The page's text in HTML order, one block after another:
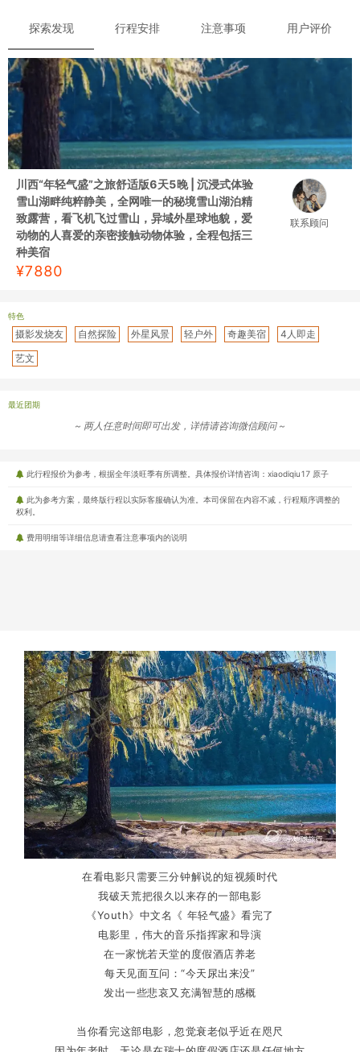
川西“年轻气盛”之旅舒适版6天5晚 | 沉浸式体验
雪山湖畔纯粹静美，全网唯一的秘境雪山湖泊精
致露营，看飞机飞过雪山，异域外星球地貌，爱
动物的人喜爱的亲密接触动物体验，全程包括三
种美宿
¥7880
联系顾问
特色
摄影发烧友 自然探险 外星风景 轻户外 奇趣美宿
4人即走
艺文
最近团期
~ 两人任意时间即可出发，详情请咨询微信顾问 ~
此行程报价为参考，根据全年淡旺季有所调整。具体报价详情咨询：xiaodiqiu17 原子
此为参考方案，最终版行程以实际客服确认为准。本司保留在内容不减，行程顺序调整的
权利。
费用明细等详细信息请查看注意事项内的说明
探索发现 行程安排 注意事项 用户评价
在看电影只需要三分钟解说的短视频时代
我破天荒把很久以来存的一部电影
《Youth》中文名《 年轻气盛》看完了
电影里，伟大的音乐指挥家和导演
在一家恍若天堂的度假酒店养老
每天见面互问：“今天尿出来没”
发出一些悲哀又充满智慧的感概
当你看完这部电影，忽觉衰老似乎近在咫尺